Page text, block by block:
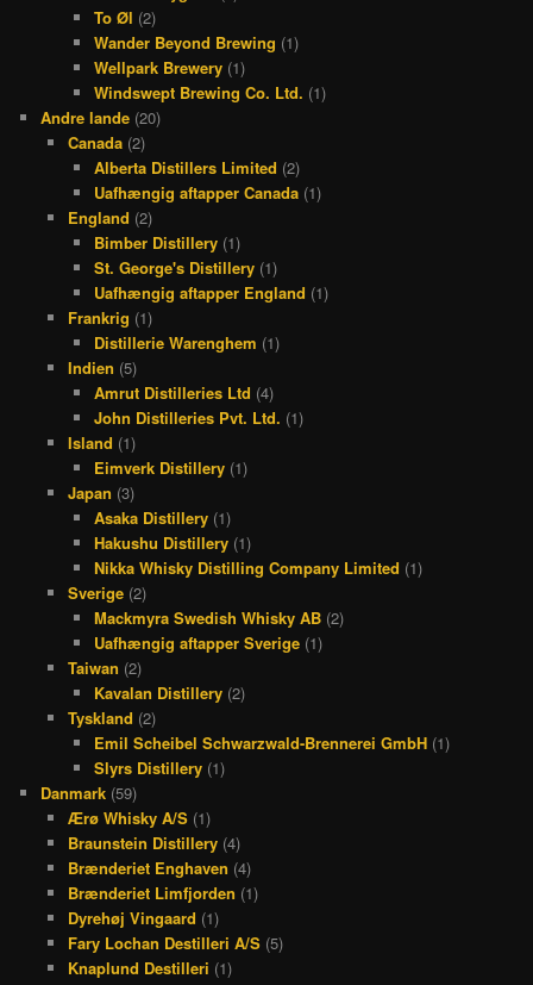
To Øl (2)
Wander Beyond Brewing (1)
Wellpark Brewery (1)
Windswept Brewing Co. Ltd. (1)
Andre lande (20)
Canada(2)
Alberta Distillers Limited (2)
Uafhængig aftapper Canada (1)
England (2)
Bimber Distillery (1)
St. George's Distillery (1)
Uafhængig aftapper England (1)
Frankrig (1)
Distillerie Warenghem (1)
Indien (5)
Amrut Distilleries Ltd (4)
John Distilleries Pvt. Ltd. (1)
Island (1)
Eimverk Distillery (1)
Japan (3)
Asaka Distillery (1)
Hakushu Distillery (1)
Nikka Whisky Distilling Company Limited (1)
Sverige(2)
Mackmyra Swedish Whisky AB (2)
Uafhængig aftapper Sverige (1)
Taiwan (2)
Kavalan Distillery (2)
Tyskland (2)
Emil Scheibel Schwarzwald-Brennerei GmbH (1)
Slyrs Distillery (1)
Danmark (59)
Ærø Whisky A/S(1)
Braunstein Distillery(4)
Brænderiet Enghaven (4)
Brænderiet Limfjorden (1)
Dyrehøj Vingaard (1)
Fary Lochan Destilleri A/S(5)
Knaplund Destilleri (1)